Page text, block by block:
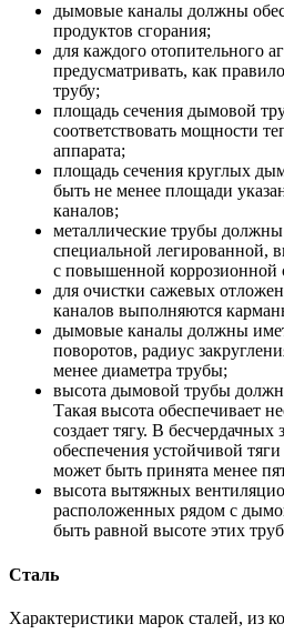
дымовые каналы должны
продуктов сгорания;
для каждого отопительного
предусматривать, как
трубу;
площадь сечения дымовой
соответствовать мощности
аппарата;
площадь сечения круглых
быть не менее площади
каналов;
металлические трубы
специальной легированной,
с повышенной коррозионной
для очистки сажевых
каналов выполняются
дымовые каналы должны
поворотов, радиус
менее диаметра трубы;
высота дымовой трубы
Такая высота обеспечивает
создает тягу. В
обеспечения устойчивой
может быть принята менее
высота вытяжных
расположенных рядом с
быть равной высоте этих
Сталь
Характеристики марок сталей, из